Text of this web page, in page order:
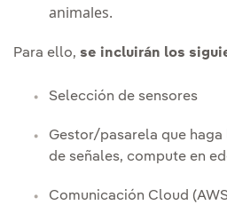
animales.
Para ello, se incluirán los
Selección de sensores
Gestor/pasarela que
de señales, compute en
Comunicación Cloud